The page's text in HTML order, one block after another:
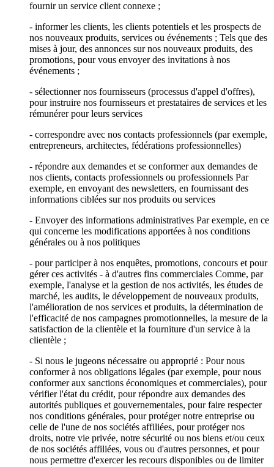
fournir un service client connexe ;
- informer les clients, les clients potentiels et les prospects de
nos nouveaux produits, services ou événements ; Tels que des
mises à jour, des annonces sur nos nouveaux produits, des
promotions, pour vous envoyer des invitations à nos
événements ;
- sélectionner nos fournisseurs (processus d'appel d'offres),
pour instruire nos fournisseurs et prestataires de services et les
rémunérer pour leurs services
- correspondre avec nos contacts professionnels (par exemple,
entrepreneurs, architectes, fédérations professionnelles)
- répondre aux demandes et se conformer aux demandes de
nos clients, contacts professionnels ou professionnels Par
exemple, en envoyant des newsletters, en fournissant des
informations ciblées sur nos produits ou services
- Envoyer des informations administratives Par exemple, en ce
qui concerne les modifications apportées à nos conditions
générales ou à nos politiques
- pour participer à nos enquêtes, promotions, concours et pour
gérer ces activités - à d'autres fins commerciales Comme, par
exemple, l'analyse et la gestion de nos activités, les études de
marché, les audits, le développement de nouveaux produits,
l'amélioration de nos services et produits, la détermination de
l'efficacité de nos campagnes promotionnelles, la mesure de la
satisfaction de la clientèle et la fourniture d'un service à la
clientèle ;
- Si nous le jugeons nécessaire ou approprié : Pour nous
conformer à nos obligations légales (par exemple, pour nous
conformer aux sanctions économiques et commerciales), pour
vérifier l'état du crédit, pour répondre aux demandes des
autorités publiques et gouvernementales, pour faire respecter
nos conditions générales, pour protéger notre entreprise ou
celle de l'une de nos sociétés affiliées, pour protéger nos
droits, notre vie privée, notre sécurité ou nos biens et/ou ceux
de nos sociétés affiliées, vous ou d'autres personnes, et pour
nous permettre d'exercer les recours disponibles ou de limiter